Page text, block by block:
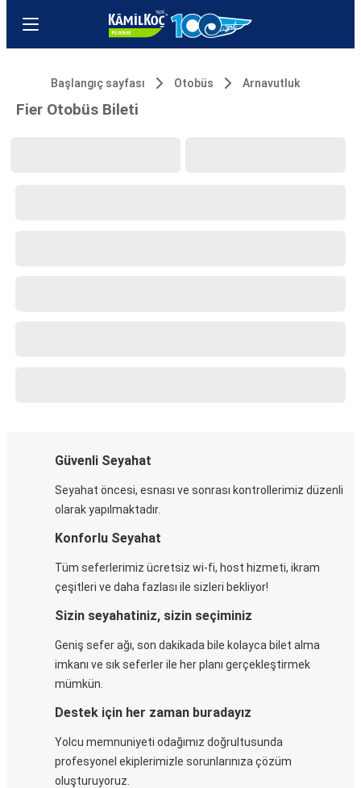
Başlangıç sayfası Otobüs Arnavutluk
Fier Otobüs Bileti
Güvenli Seyahat
Seyahat öncesi, esnası ve sonrası kontrollerimiz düzenli
olarak yapılmaktadır.
Konforlu Seyahat
Tüm seferlerimiz ücretsiz wi-fi, host hizmeti, ikram
çeşitleri ve daha fazlası ile sizleri bekliyor!
Sizin seyahatiniz, sizin seçiminiz
Geniş sefer ağı, son dakikada bile kolayca bilet alma
imkanı ve sık seferler ile her planı gerçekleştirmek
mümkün.
Destek için her zaman buradayız
Yolcu memnuniyeti odağımız doğrultusunda
profesyonel ekiplerimizle sorunlarınıza çözüm
oluşturuyoruz.